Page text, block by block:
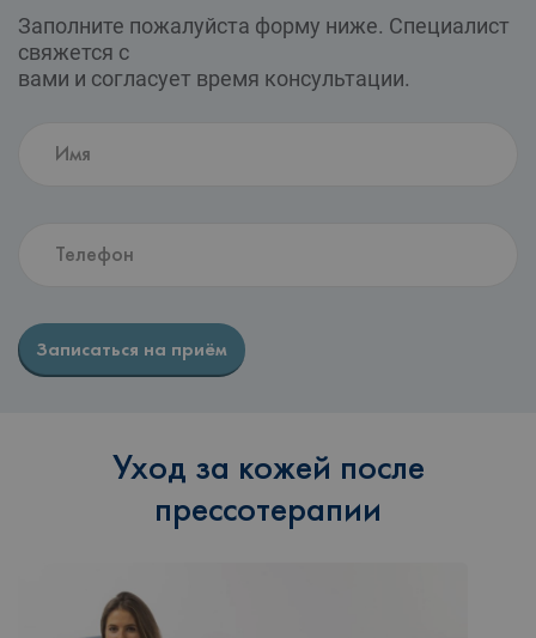
Заполните пожалуйста форму ниже. Специалист
свяжется с
вами и согласует время консультации.
Записаться на приём
Уход за кожей после
прессотерапии